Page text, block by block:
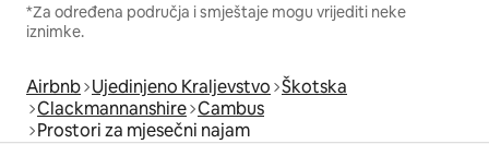
*Za određena područja i smještaje mogu vrijediti neke
iznimke.
Airbnb Ujedinjeno Kraljevstvo Škotska
Clackmannanshire Cambus
Prostori za mjesečni najam